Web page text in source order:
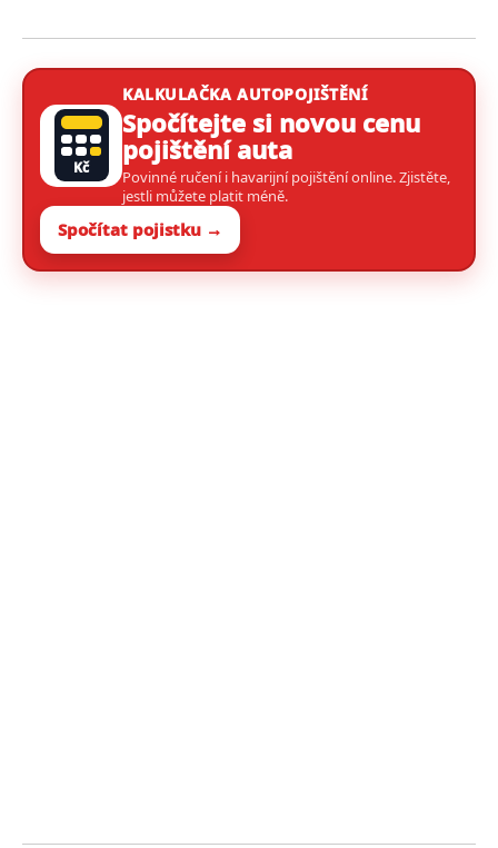
Kč
KALKULAČKA AUTOPOJIŠTĚNÍ
Spočítejte si novou cenu
pojištění auta
Povinné ručení i havarijní pojištění online. Zjistěte,
jestli můžete platit méně.
Spočítat pojistku →